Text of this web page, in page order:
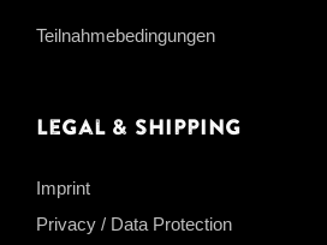
Teilnahmebedingungen
Legal & Shipping
Imprint
Privacy / Data Protection